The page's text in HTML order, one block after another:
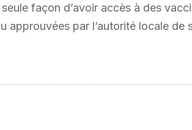
façon d’avoir accès à des
approuvées par l’autorité locale de